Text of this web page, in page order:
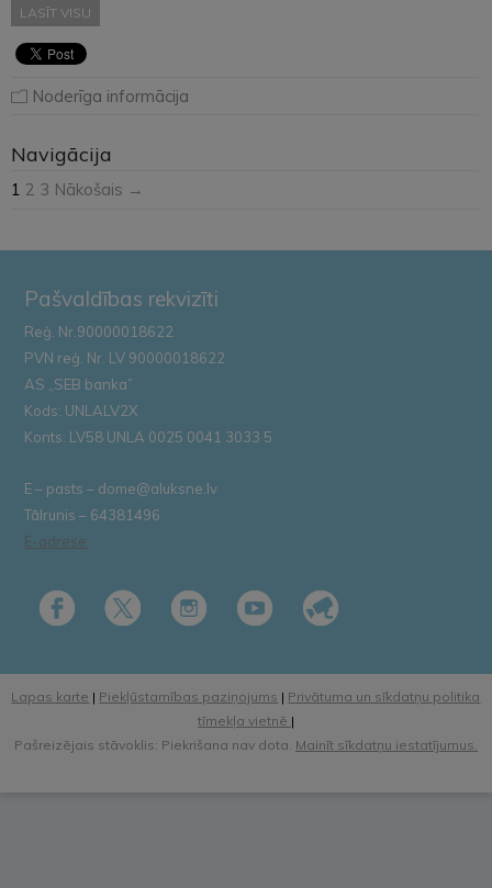
LASĪT VISU
Noderīga informācija
Navigācija
1 2 3 Nākošais →
Pašvaldības rekvizīti
Reģ. Nr.90000018622
PVN reģ. Nr. LV 90000018622
AS „SEB banka”
Kods: UNLALV2X
Konts: LV58 UNLA 0025 0041 3033 5
E – pasts – dome@aluksne.lv
Tālrunis – 64381496
E-adrese
Lapas karte | Piekļūstamības paziņojums | Privātuma un sīkdatņu politika
tīmekļa vietnē |
Pašreizējais stāvoklis: Piekrišana nav dota. Mainīt sīkdatņu iestatījumus.